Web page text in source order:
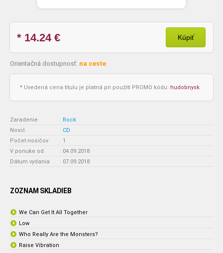
* 14.24€ Kúpiť
Orientačná dostupnosť: na ceste
* Uvedená cena titulu je platná pri použití PROMO kódu: hudobnysk
Zaradenie : Rock
Nosič
: CD
Počet nosičov
: 1
V ponuke od
: 04.09.2018
Dátum vydania
: 07.09.2018
ZOZNAM SKLADIEB
We Can Get It All Together
Low
Who Really Are the Monsters?
Raise Vibration